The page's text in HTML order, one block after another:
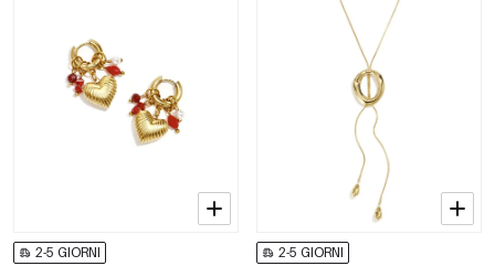
2-5 GIORNI 2-5 GIORNI